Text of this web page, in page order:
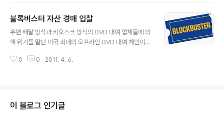
achine), 스포트라이트(Spotlight) 등의 기술을 Apple
이 Mirror Worlds의 특허를 도용한 것이라며 소송을 낸
것이었다. 여기서 잠깐 Mirror Worlds의 특허가 나오게
2년 예일대 교수이며 컴퓨터 과학자인 David Gele..
블록버스터 자산 경매 입찰
우편 배달 방식과 키오스크 방식의 DVD 대여 업체들에 의
해 위기를 맡던 미국 최대의 오프라인 DVD 대여 체인이었
다. 약 10억 달러에 이르는 부채와 함께 점점 설 자리를 잃
장 때문이었다. Blockbuster는 올해 초 채권단과 합의하
에 부채를 떠앉지 않고 특정 조건과 함께 순자산만을 매각
0 0 2011. 4. 6.
이 블로그 인기글